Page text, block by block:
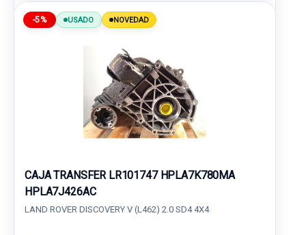
-5% USADO NOVEDAD
CAJA TRANSFER LR101747 HPLA7K780MA
HPLA7J426AC
LAND ROVER DISCOVERY V (L462) 2.0 SD4 4X4